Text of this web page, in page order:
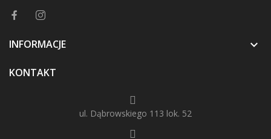
INFORMACJE 
KONTAKT
ul. Dąbrowskiego 113 lok. 52